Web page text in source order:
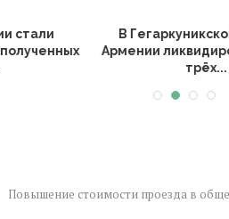
В Гегаркуникской
Армении
трёх...
Повышение стоимости проезда в